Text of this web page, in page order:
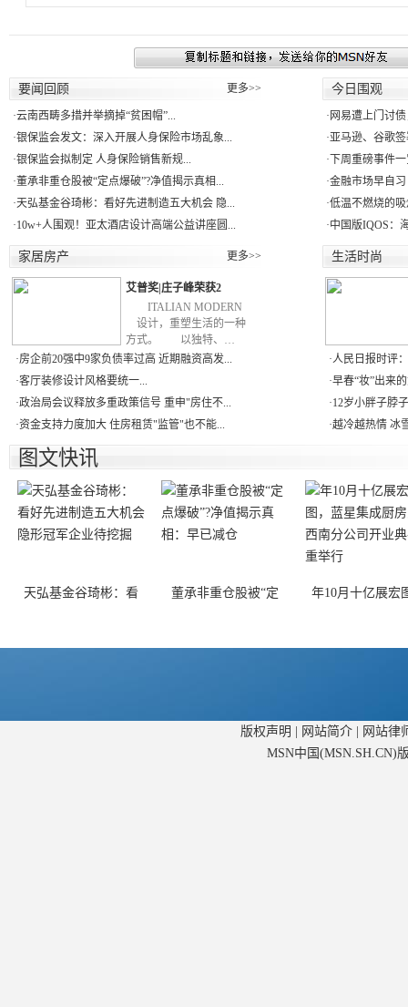
要闻回顾 更多>>
·云南西畴多措并举摘掉“贫困帽”...
·银保监会发文：深入开展人身保险市场乱象...
·银保监会拟制定 人身保险销售新规...
·董承非重仓股被“定点爆破”?净值揭示真相...
·天弘基金谷琦彬：看好先进制造五大机会 隐...
·10w+人围观！亚太酒店设计高端公益讲座圆...
今日围观
· 网易遭上门讨
·亚马逊、谷歌
· 下周重磅事件
·金融市场早自
·低温不燃烧的
·中国版IQOS：
家居房产 更多>>
艾普奖|庄子峰荣获2
ITALIAN MODERN
设计，重塑生活的一种
方式。 以独特、…
·房企前20强中9家负债率过高 近期融资高发...
·客厅装修设计风格要统一...
·政治局会议释放多重政策信号 重申"房住不...
·资金支持力度加大 住房租赁"监管"也不能...
生活时尚
·人民日报时评
·早春“妆”出来
·12岁小胖子脖
·越冷越热情 冰
图文快讯
天弘基金谷琦彬：看 董承非重仓股被“定 年10月十亿展宏
版权声明 网站简介|
网站律
MSN中国(MSN.SH.CN)